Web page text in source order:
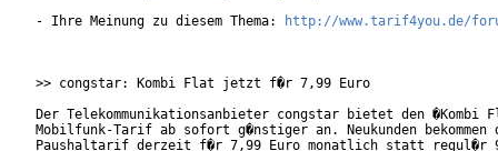
- Ihre Meinung zu diesem Thema:
http://www.tarif4you.de/
>> congstar: Kombi Flat jetzt f�r 7,99 Euro
Der Telekommunikationsanbieter congstar bietet den �Kombi
Mobilfunk-Tarif ab sofort g�nstiger an. Neukunden bekommen
Paushaltarif derzeit f�r 7,99 Euro monatlich statt regul�r